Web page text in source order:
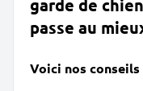
garde de
passe au
Voici nos conseils